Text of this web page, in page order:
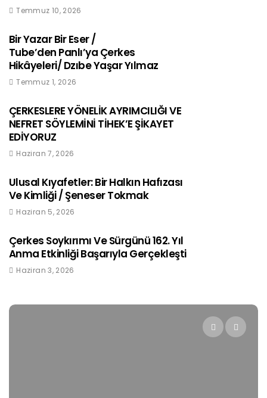
Temmuz 10, 2026
Bir Yazar Bir Eser /
Tube’den Panlı’ya Çerkes
Hikâyeleri/ Dzıbe Yaşar Yılmaz
Temmuz 1, 2026
ÇERKESLERE YÖNELİK AYRIMCILIĞI VE
NEFRET SÖYLEMİNİ TİHEK’E ŞİKAYET
EDİYORUZ
Haziran 7, 2026
Ulusal Kıyafetler: Bir Halkın Hafızası
Ve Kimliği / Şeneser Tokmak
Haziran 5, 2026
Çerkes Soykırımı Ve Sürgünü 162. Yıl
Anma Etkinliği Başarıyla Gerçekleşti
Haziran 3, 2026